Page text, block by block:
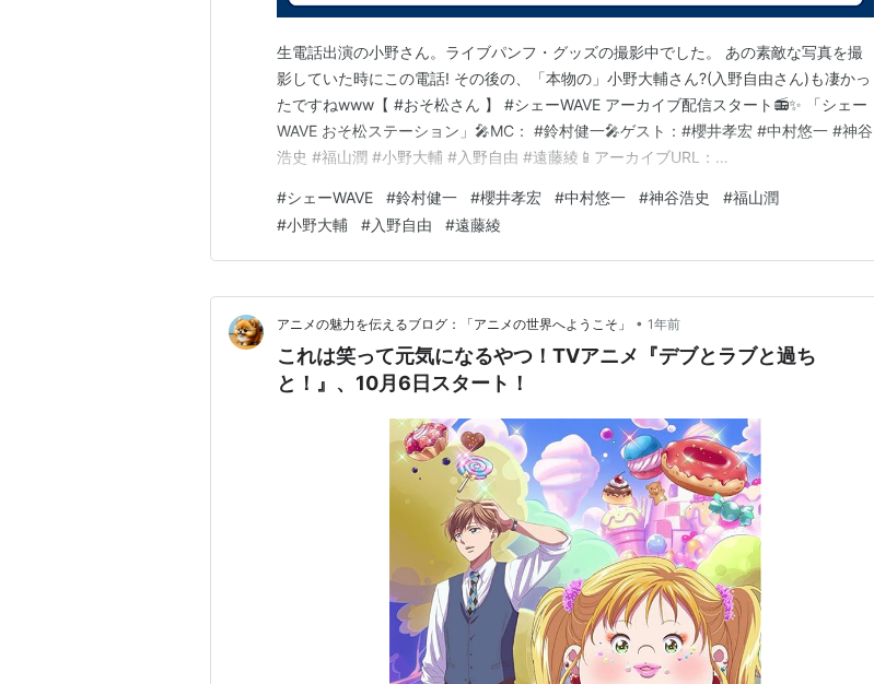
ガールフレンド（仮）（月白陽子）
時と永遠〜トキトワ〜（マキモナ）
フォトカノ（ 大谷桃子
）
イナズマイレブンGO ギャラクシー（野咲さくら）
サモンナイト5（アルカ）
妖怪ウォッチ（フミちゃん / 木霊文花）
スターオーシャン5 Integrity and Faithlessness（
ストリートファイターV（神月かりん）
吹き替え
流星花園（牧野つくし）
麻生キラ）
22世紀ファミリー（ピム）
フルハウスTAKE2（チャン・マノク）
エマ放送協會・教育ラジオ
Plume物語〜Royal Plume Tea〜
生電話出演の小野さん。ライブパンフ・グッズの撮影中でした。 あの素敵な写真を撮
影していた時にこの電話! その後の、「本物の」小野大輔さん?(入野自由さん)も凄かっ
たですねwww【 #おそ松さん 】 #シェーWAVE アーカイブ配信スタート📻️✨️ 「シェー
WAVE おそ松ステーション」🎤MC： #鈴村健一🎤ゲスト：#櫻井孝宏 #中村悠一 #神谷
浩史 #福山潤 #小野大輔 #入野自由 #遠藤綾📱アーカイブURL：
pic.twitter.com/nTz4qL9ZHA— 「おそ松さん」公式アカウント (@osomatsu…
#シェーWAVE #鈴村健一 #櫻井孝宏 #中村悠一 #神谷浩史 #福山潤
#小野大輔 #入野自由 #遠藤綾
アニメの魅力を伝えるブログ：「アニメの世界へようこそ」 • 1年前
これは笑って元気になるやつ！TVアニメ『デブとラブと過ち
と！』、10月6日スタート！